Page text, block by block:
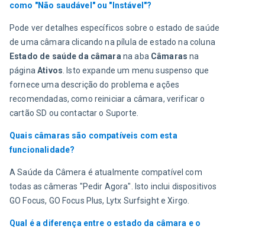
como "Não saudável" ou "Instável"?
Pode ver detalhes específicos sobre o estado de saúde
de uma câmara clicando na pílula de estado na coluna
Estado de saúde da câmara na aba Câmaras na
página Ativos. Isto expande um menu suspenso que
fornece uma descrição do problema e ações
recomendadas, como reiniciar a câmara, verificar o
cartão SD ou contactar o Suporte.
Quais câmaras são compatíveis com esta
funcionalidade?
A Saúde da Câmera é atualmente compatível com
todas as câmeras "Pedir Agora". Isto inclui dispositivos
GO Focus, GO Focus Plus, Lytx Surfsight e Xirgo.
Qual é a diferença entre o estado da câmara e o